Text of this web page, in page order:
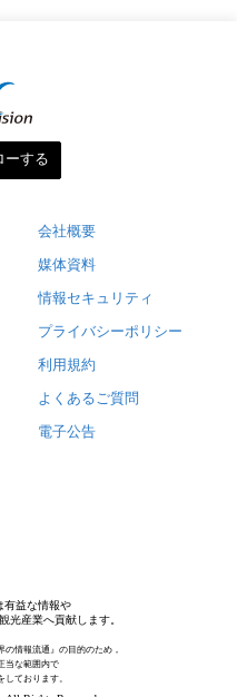
ーする
会社概要
媒体資料
情報セキュリティ
プライバシーポリシー
利用規約
よくあるご質問
電子公告
有益な情報や
光産業へ貢献します。
情報流通』の目的のため，
当な範囲内で
しております。